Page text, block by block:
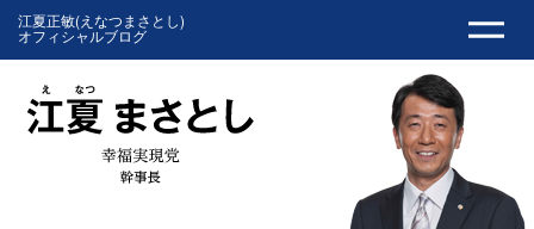
江夏正敏(えなつまさとし)
オフィシャルブログ